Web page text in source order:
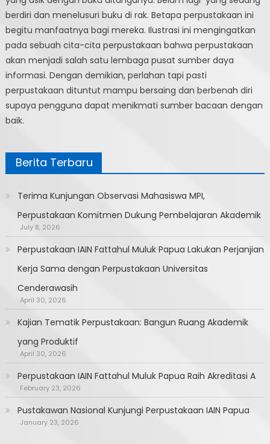
berdiri dan menelusuri buku di rak. Betapa perpustakaan ini
begitu manfaatnya bagi mereka. Ilustrasi ini mengingatkan
pada sebuah cita-cita perpustakaan bahwa perpustakaan
akan menjadi salah satu lembaga pusat sumber daya
informasi. Dengan demikian, perlahan tapi pasti
perpustakaan dituntut mampu bersaing dan berbenah diri
supaya pengguna dapat menikmati sumber bacaan dengan
baik.
Berita Terbaru
Terima Kunjungan Observasi Mahasiswa MPI,
Perpustakaan Komitmen Dukung Pembelajaran Akademik
July 8, 2026
Perpustakaan IAIN Fattahul Muluk Papua Lakukan Perjanjian
Kerja Sama dengan Perpustakaan Universitas
Cenderawasih
April 30, 2026
Kajian Tematik Perpustakaan: Bangun Ruang Akademik
yang Produktif
April 30, 2026
Perpustakaan IAIN Fattahul Muluk Papua Raih Akreditasi A
February 23, 2026
Pustakawan Nasional Kunjungi Perpustakaan IAIN Papua
January 23, 2026